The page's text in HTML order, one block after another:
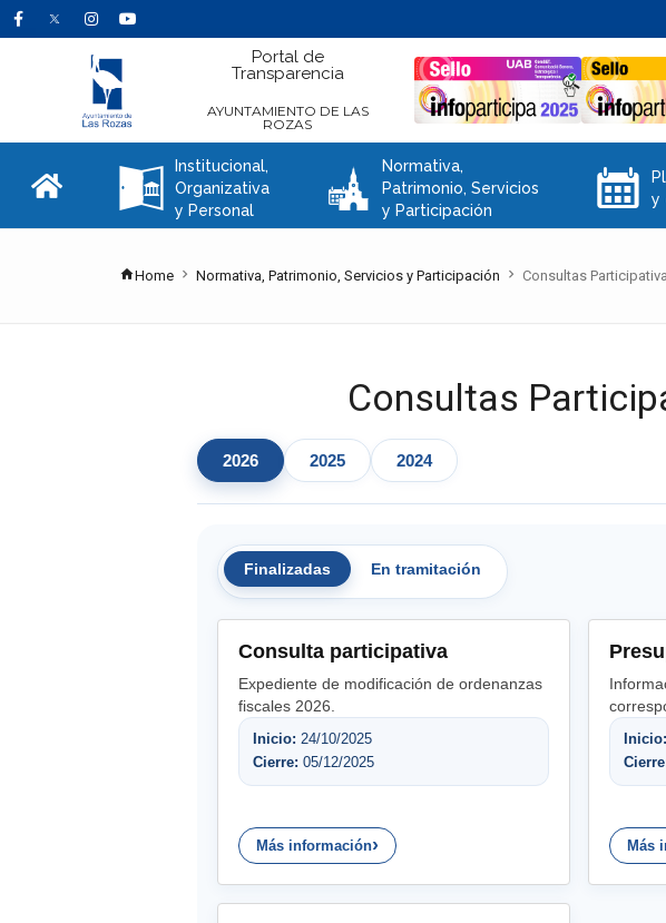
Portal de
Transparencia
AYUNTAMIENTO DE LAS
ROZAS
A
Institucional,
Organizativa
y Personal
C
Normativa,
Patrimonio, Servicios
y Participación
E
y
Home Normativa, Patrimonio, Servicios y Participación Consultas
Consultas
2026 2025 2024
Finalizadas En tramitación
Consulta participativa
Expediente de modificación de ordenanzas
fiscales 2026.
Inicio: 24/10/2025
Cierre: 05/12/2025
Más información
Inicio:
Más